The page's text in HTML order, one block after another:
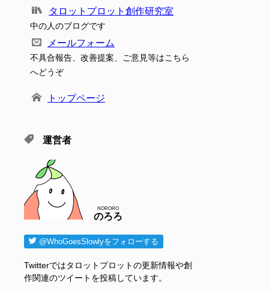
タロットプロット創作研究室
中の人のブログです
メールフォーム
不具合報告、改善提案、ご意見等はこちら
へどうぞ
トップページ
運営者
のろろ
NORORO
@WhoGoesSlowlyをフォローする
Twitterではタロットプロットの更新情報や創
作関連のツイートを投稿しています。